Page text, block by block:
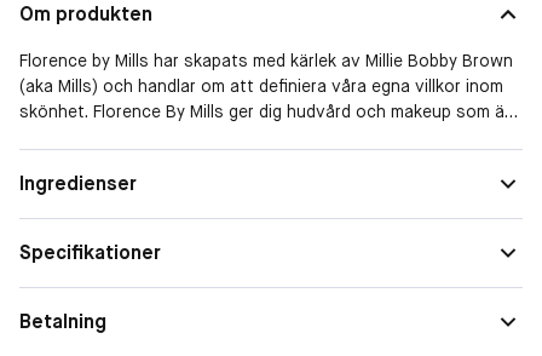
Om produkten
Florence by Mills har skapats med kärlek av Millie Bobby Brown
(aka Mills) och handlar om att definiera våra egna villkor inom
skönhet. Florence By Mills ger dig hudvård och makeup som är
Ögongelpatches i form av små söta mini-valar (Mills
favoritdjur!) som simmar under dina ögon och får dig att känna
lugnande essens som återfuktar med hyaluronsyra. Vi vet alla
hur det känns att vara utmattad och trött – dessa patches är
våra nya BFFs! Passar alla hudtyper.
Ingredienser
Specifikationer
Betalning